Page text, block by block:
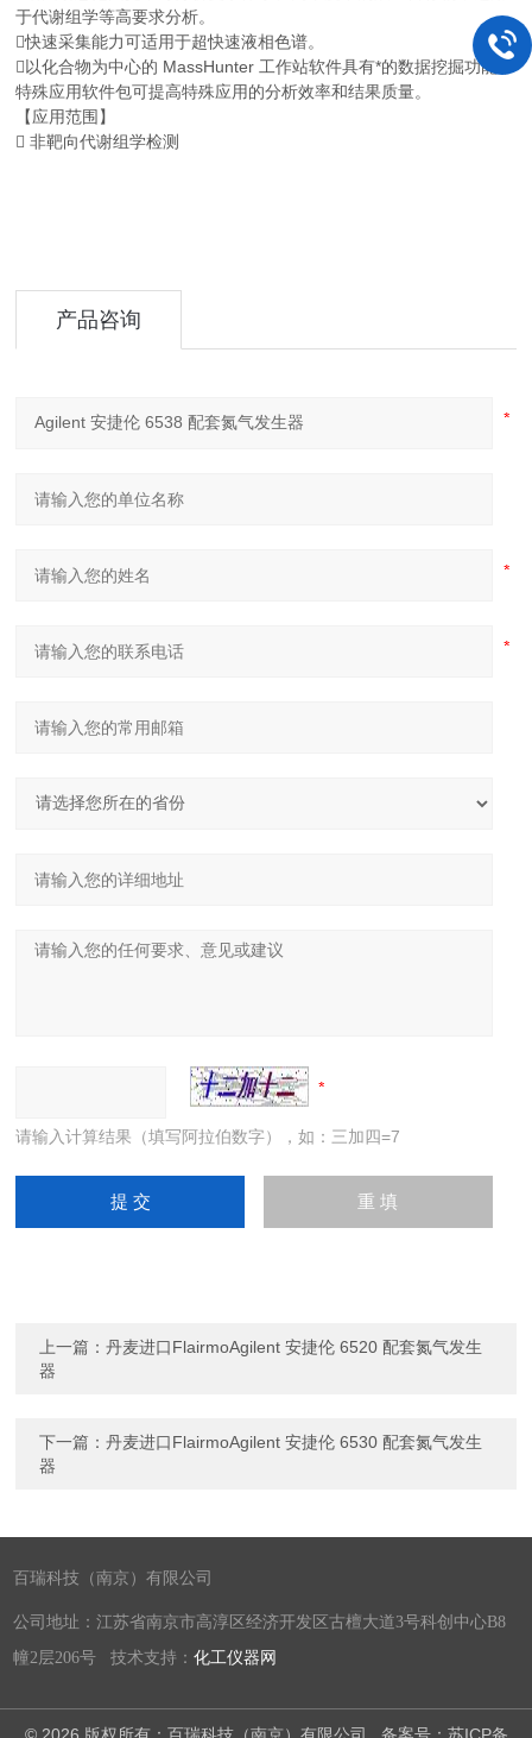
于代谢组学等高要求分析。
快速采集能力可适用于超快速液相色谱。
以化合物为中心的 MassHunter 工作站软件具有*的数据挖掘功能，
特殊应用软件包可提高特殊应用的分析效率和结果质量。
【应用范围】
 非靶向代谢组学检测
产品咨询
请输入计算结果（填写阿拉伯数字），如：三加四=7
上一篇：丹麦进口FlairmoAgilent 安捷伦 6520 配套氮气发生
器
下一篇：丹麦进口FlairmoAgilent 安捷伦 6530 配套氮气发生
器
百瑞科技（南京）有限公司
公司地址：江苏省南京市高淳区经济开发区古檀大道3号科创中心B8
幢2层206号 技术支持：化工仪器网
© 2026 版权所有：百瑞科技（南京）有限公司 备案号：苏ICP备